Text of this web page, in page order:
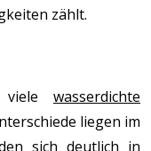
zählt.
wasserdichte
liegen im
sich deutlich in